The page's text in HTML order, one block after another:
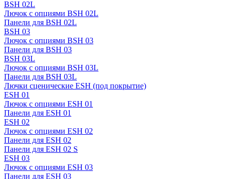
BSH 02L
Лючок с опциями BSH 02L
Панели для BSH 02L
BSH 03
Лючок с опциями BSH 03
Панели для BSH 03
BSH 03L
Лючок с опциями BSH 03L
Панели для BSH 03L
Лючки сценические ESH (под покрытие)
ESH 01
Лючок с опциями ESH 01
Панели для ESH 01
ESH 02
Лючок с опциями ESH 02
Панели для ESH 02
Панели для ESH 02 S
ESH 03
Лючок с опциями ESH 03
Панели для ESH 03